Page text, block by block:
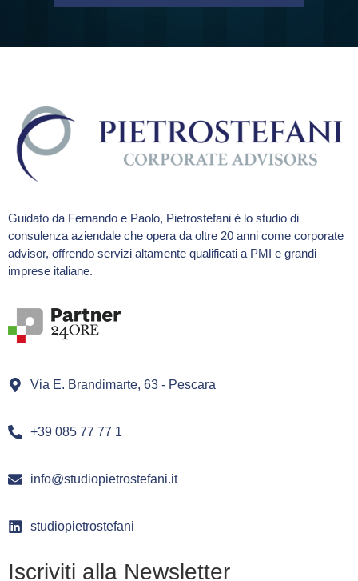
Guidato da Fernando e Paolo, Pietrostefani è lo studio di
consulenza aziendale che opera da oltre 20 anni come corporate
advisor, offrendo servizi altamente qualificati a PMI e grandi
imprese italiane.
Via E. Brandimarte, 63 - Pescara
+39 085 77 77 1
info@studiopietrostefani.it
studiopietrostefani
Iscriviti alla Newsletter